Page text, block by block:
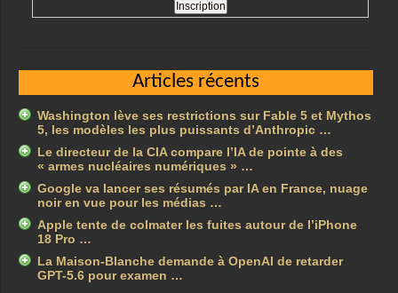
Articles récents
Washington lève ses restrictions sur Fable 5 et Mythos
5, les modèles les plus puissants d’Anthropic …
Le directeur de la CIA compare l’IA de pointe à des
« armes nucléaires numériques » …
Google va lancer ses résumés par IA en France, nuage
noir en vue pour les médias …
Apple tente de colmater les fuites autour de l’iPhone
18 Pro …
La Maison-Blanche demande à OpenAI de retarder
GPT-5.6 pour examen …